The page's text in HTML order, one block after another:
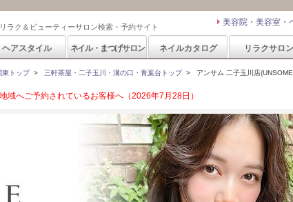
ラク＆ビューティーサロン検索・予約サイト 美容院・美容室・
ヘアスタイル ネイル・まつげサロン ネイルカタログ リラクサロン
東トップ> 三軒茶屋・二子玉川・溝の口・青葉台トップ> アンサム 二子玉川店
域へご予約されているお客様へ（2026年7月28日）